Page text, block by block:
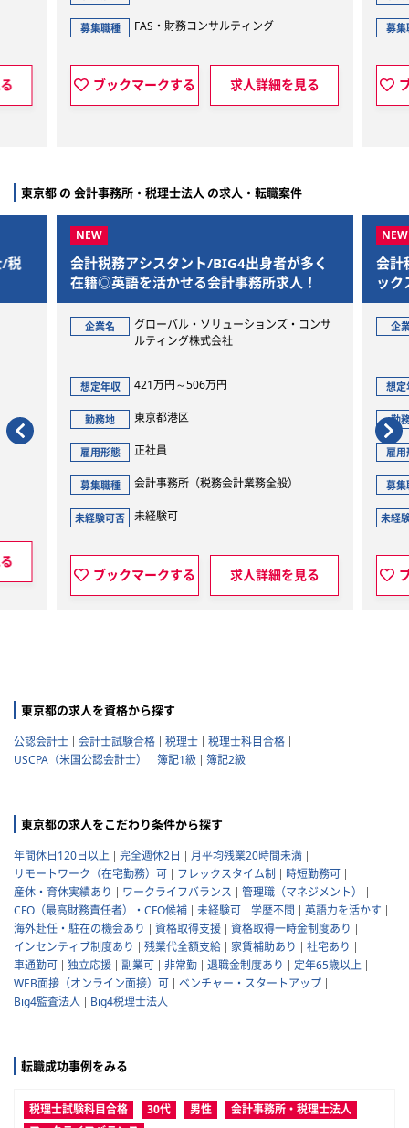
・財務コンサルティング
クする 求人詳細を見る
募集職種 FAS・財務コンサル
ブックマークする
東京都 の 会計事務所・税理士法人 の求人・転職案件
アシスタント/BIG4出身者が多く
語を活かせる会計事務所求人！
グローバル・ソリューションズ・コンサ
421万円～506万円
東京都港区
会計事務所（税務会計業務全般）
クマークする 求人詳細を見る
会計税務コンサルタ
ックス・リモート制
企業名
グローバル・
455万円～840
東京都港区
募集職種 会計事務所（
ブックマークする
東京都の求人を資格から探す
公認会計士 会計士試験合格 税理士
税理士科目合格
USCPA（米国公認会計士）
簿記1級 簿記2級
東京都の求人をこだわり条件から探す
年間休日120日以上 完全週休2日
月平均残業20時間未満
リモートワーク（在宅勤務）可
フレックスタイム制
時短勤務可
産休・育休実績あり
ワークライフバランス
管理職（マネジメント）
CFO（最高財務責任者）・CFO候補
未経験可 学歴不問
英語力を活かす
海外赴任・駐在の機会あり
資格取得支援
資格取得一時金制度あり
インセンティブ制度あり
残業代全額支給 家賃補助あり
社宅あり
車通勤可
独立応援 副業可 非常勤 退職金制度あり
定年65歳以上
WEB面接（オンライン面接）可
ベンチャー・スタートアップ
Big4監査法人
Big4税理士法人
転職成功事例をみる
税理士試験科目合格 30代 男性
会計事務所・税理士法人